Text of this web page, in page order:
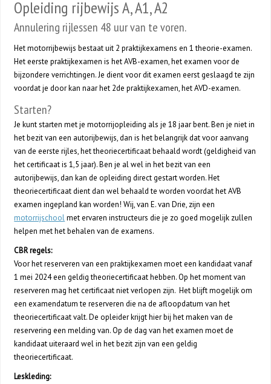
Opleiding rijbewijs A, A1, A2
Annulering rijlessen 48 uur van te voren.
Het motorrijbewijs bestaat uit 2 praktijkexamens en 1 theorie-examen.
Het eerste praktijkexamen is het AVB-examen, het examen voor de
bijzondere verrichtingen. Je dient voor dit examen eerst geslaagd te zijn
voordat je door kan naar het 2de praktijkexamen, het AVD-examen.
Starten?
Je kunt starten met je motorrijopleiding als je 18 jaar bent. Ben je niet in
het bezit van een autorijbewijs, dan is het belangrijk dat voor aanvang
van de eerste rijles, het theoriecertificaat behaald wordt (geldigheid van
het certificaat is 1,5 jaar). Ben je al wel in het bezit van een
autorijbewijs, dan kan de opleiding direct gestart worden. Het
theoriecertificaat dient dan wel behaald te worden voordat het AVB
examen ingepland kan worden! Wij, van E. van Drie, zijn een
motorrijschoolmet ervaren instructeurs die je zo goed mogelijk zullen
helpen met het behalen van de examens.
CBR regels:
Voor het reserveren van een praktijkexamen moet een kandidaat vanaf
1 mei 2024 een geldig theoriecertificaat hebben. Op het moment van
reserveren mag het certificaat niet verlopen zijn. Het blijft mogelijk om
een examendatum te reserveren die na de afloopdatum van het
theoriecertificaat valt. De opleider krijgt hier bij het maken van de
reservering een melding van. Op de dag van het examen moet de
kandidaat uiteraard wel in het bezit zijn van een geldig
theoriecertificaat.
Leskleding: